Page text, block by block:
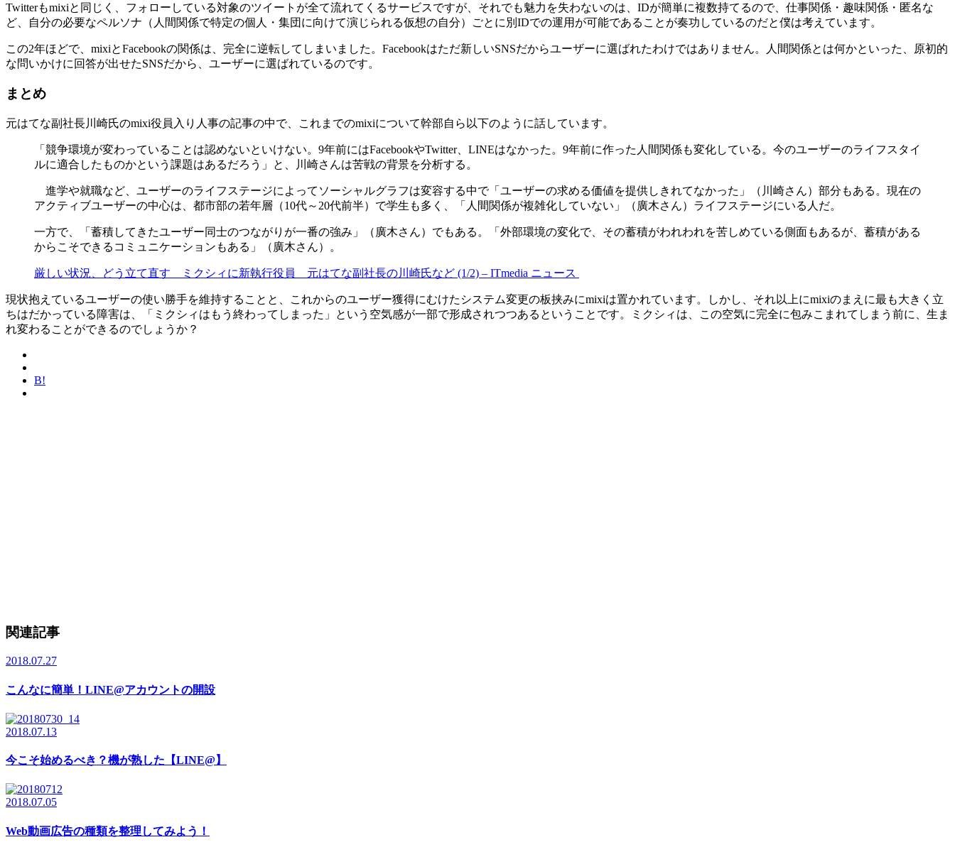
Twitterもmixiと同じく、フォローしている対象のツイートが全て流れてくるサービスですが、それでも魅力を失わないのは、IDが簡単に複数持てるので、仕事関係・趣味関係・匿名な
ど、自分の必要なペルソナ（人間関係で特定の個人・集団に向けて演じられる仮想の自分）ごとに別IDでの運用が可能であることが奏功しているのだと僕は考えています。
この2年ほどで、mixiとFacebookの関係は、完全に逆転してしまいました。Facebookはただ新しいSNSだからユーザーに選ばれたわけではありません。人間関係とは何かといった、原初的
な問いかけに回答が出せたSNSだから、ユーザーに選ばれているのです。
まとめ
元はてな副社長川崎氏のmixi役員入り人事の記事の中で、これまでのmixiについて幹部自ら以下のように話しています。
「競争環境が変わっていることは認めないといけない。9年前にはFacebookやTwitter、LINEはなかった。9年前に作った人間関係も変化している。今のユーザーのライフスタイ
ルに適合したものかという課題はあるだろう」と、川崎さんは苦戦の背景を分析する。
進学や就職など、ユーザーのライフステージによってソーシャルグラフは変容する中で「ユーザーの求める価値を提供しきれてなかった」（川崎さん）部分もある。現在の
アクティブユーザーの中心は、都市部の若年層（10代～20代前半）で学生も多く、「人間関係が複雑化していない」（廣木さん）ライフステージにいる人だ。
一方で、「蓄積してきたユーザー同士のつながりが一番の強み」（廣木さん）でもある。「外部環境の変化で、その蓄積がわれわれを苦しめている側面もあるが、蓄積がある
からこそできるコミュニケーションもある」（廣木さん）。
厳しい状況、どう立て直す ミクシィに新執行役員 元はてな副社長の川崎氏など (1/2) – ITmedia ニュース
現状抱えているユーザーの使い勝手を維持することと、これからのユーザー獲得にむけたシステム変更の板挟みにmixiは置かれています。しかし、それ以上にmixiのまえに最も大きく立
ちはだかっている障害は、「ミクシィはもう終わってしまった」という空気感が一部で形成されつつあるということです。ミクシィは、この空気に完全に包みこまれてしまう前に、生ま
れ変わることができるのでしょうか？
B!
関連記事
2018.07.27
こんなに簡単！LINE@アカウントの開設
2018.07.13
今こそ始めるべき？機が熟した【LINE@】
2018.07.05
Web動画広告の種類を整理してみよう！